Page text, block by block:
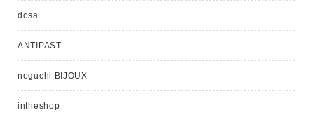
dosa
ANTIPAST
noguchi BIJOUX
intheshop